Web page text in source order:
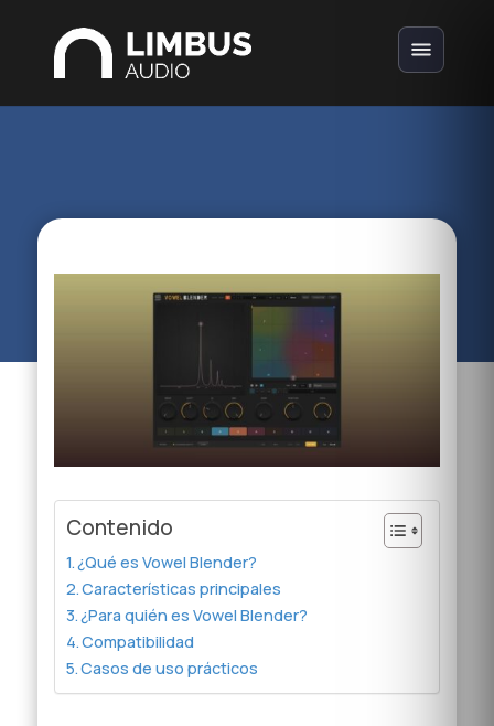
Contenido
¿Qué es Vowel Blender?
Características principales
¿Para quién es Vowel Blender?
Compatibilidad
Casos de uso prácticos